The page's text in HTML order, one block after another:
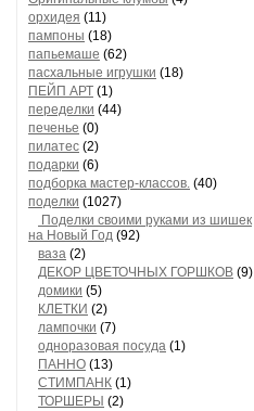
орхидея (11)
пампоны (18)
папьемаше (62)
пасхальные игрушки (18)
ПЕЙП АРТ (1)
переделки (44)
печенье (0)
пилатес (2)
подарки (6)
подборка мастер-классов. (40)
поделки (1027)
Поделки своими руками из шишек
на Новый Год (92)
ваза (2)
ДЕКОР ЦВЕТОЧНЫХ ГОРШКОВ (9)
домики (5)
КЛЕТКИ (2)
лампочки (7)
одноразовая посуда (1)
ПАННО (13)
СТИМПАНК (1)
ТОРШЕРЫ (2)